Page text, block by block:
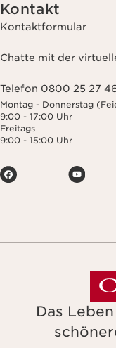
Kontakt
Kontaktformular
Chatte mit der
Telefon 0800 25 27
Montag - Donnerstag
9:00 - 17:00 Uhr
Freitags
9:00 - 15:00 Uhr
Das